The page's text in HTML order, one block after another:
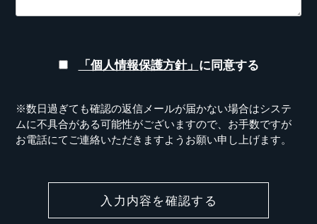
「個人情報保護方針」 に同意する
※数日過ぎても確認の返信メールが届かない場合はシステ
ムに不具合がある可能性がございますので、 お手数ですが
お電話にてご連絡いただきますようお願い申し上げます。